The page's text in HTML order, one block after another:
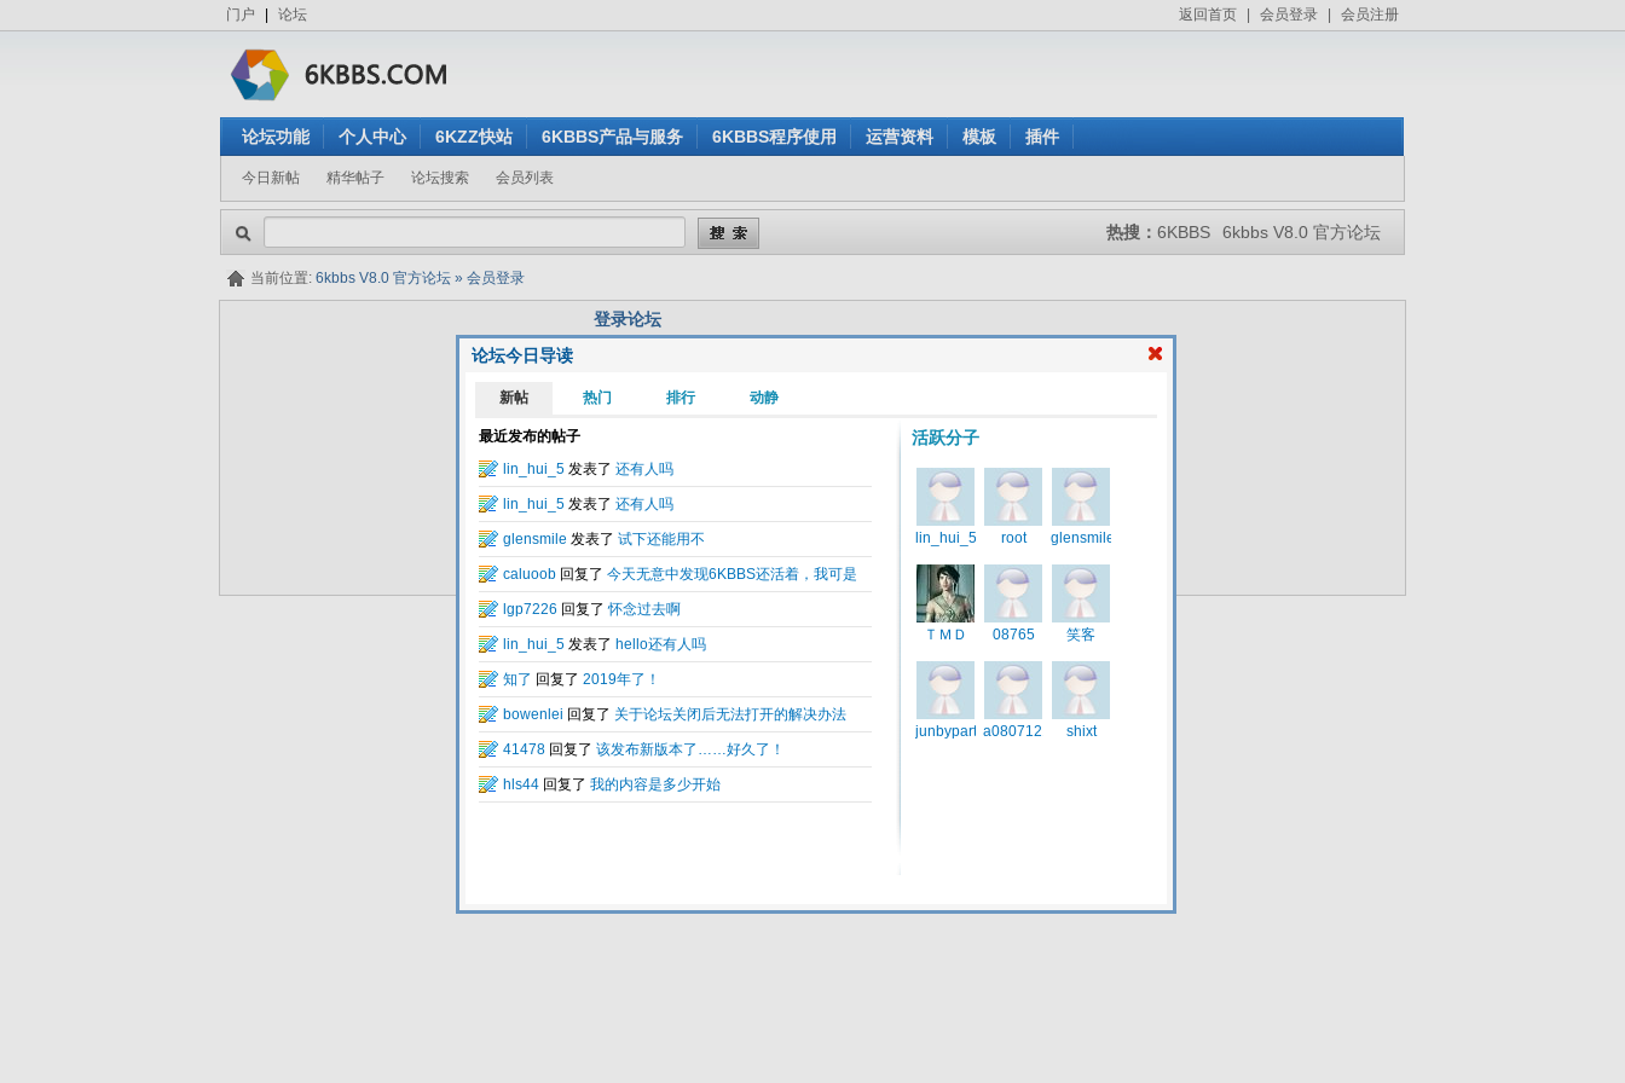
门户 论坛 返回首页 会员登录 会员注册
论坛功能 个人中心 6KZZ快站 6KBBS产品与服务 6KBBS程序使用 运营资料 模板 插件
今日新帖 精华帖子 论坛搜索 会员列表
热搜： 6KBBS 6kbbs V8.0 官方论坛
论坛今日导读
当前位置: 6kbbs V8.0 官方论坛 » 会员登录
登录论坛
用户名:
验证码: 看不清楚？点击刷新验证码
隐身登录: 是 否
记住我的登录状态
Total 0.009308(s) query 3, Time now is:2026-08-09 01:58
Powered by